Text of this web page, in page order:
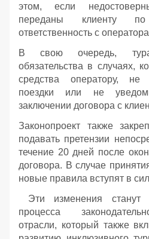
этом, если
переданы клиенту
ответственность с
В свою очередь,
обязательства в случаях,
средства оператору, не
поездки или не
заключении договора с
Законопроект также
подавать претензии
течение 20 дней после
договора. В случае
новые правила вступят в
Эти изменения станут
процесса
отрасли, который также